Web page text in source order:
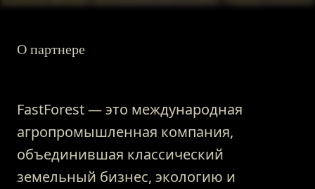
О партнере
FastForest — это международная
агропромышленная компания,
объединившая классический
земельный бизнес, экологию и